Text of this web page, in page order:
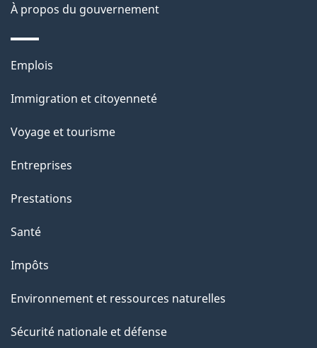
p
a
À propos du gouvernement
Thèmes
sujets
Emplois
Immigration et citoyenneté
Voyage et tourisme
Entreprises
Prestations
Santé
Impôts
Environnement et ressources naturelles
Sécurité nationale et défense